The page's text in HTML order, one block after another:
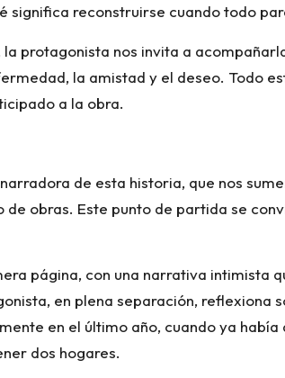
significa reconstruirse cuando todo
protagonista nos invita a
la amistad y el deseo. Todo
a la obra.
de esta historia, que nos
obras. Este punto de partida se
página, con una narrativa intimista
en plena separación,
en el último año, cuando ya
dos hogares.